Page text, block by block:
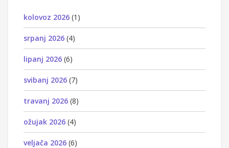
kolovoz 2026 (1)
srpanj 2026 (4)
lipanj 2026 (6)
svibanj 2026 (7)
travanj 2026 (8)
ožujak 2026 (4)
veljača 2026 (6)